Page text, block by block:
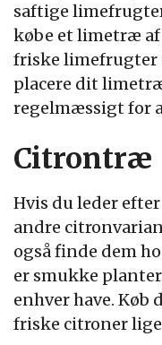
saftige
købe et limetræ
friske limefrugter
placere dit
regelmæssigt for
Citrontræ
Hvis du leder
andre
også finde dem
er smukke
enhver have.
friske citroner